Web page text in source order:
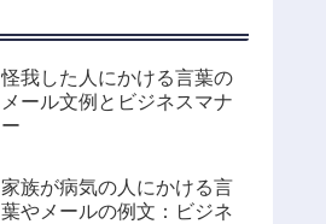
怪我した人にかける言葉の
メール文例とビジネスマナ
ー
家族が病気の人にかける言
葉やメールの例文：ビジネ